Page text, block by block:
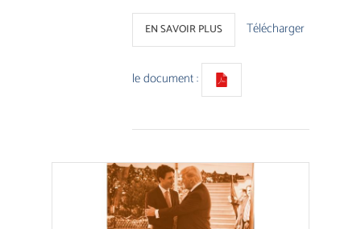
EN SAVOIR PLUS Télécharger
le document :